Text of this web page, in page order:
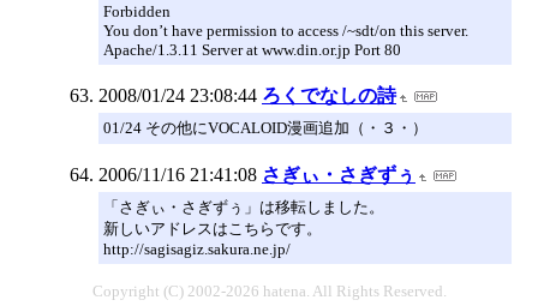
Forbidden
You don’t have permission to access /~sdt/on this server.
Apache/1.3.11 Server at www.din.or.jp Port 80
2008/01/24 23:08:44 ろくでなしの詩
01/24 その他にVOCALOID漫画追加（・３・）
2006/11/16 21:41:08 さぎぃ・さぎずぅ
「さぎぃ・さぎずぅ」は移転しました。
新しいアドレスはこちらです。
http://sagisagiz.sakura.ne.jp/
Copyright (C) 2002-2026 hatena. All Rights Reserved.